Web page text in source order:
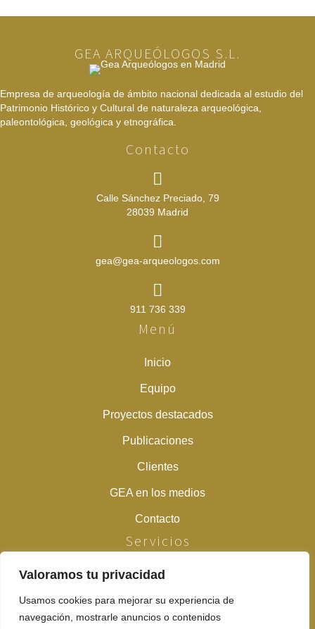
Valoramos tu privacidad
Usamos cookies para mejorar su experiencia de
navegación, mostrarle anuncios o contenidos
GEA ARQUEÓLOGOS S.L.
Empresa de arqueología de ámbito nacional dedicada al estudio del
Patrimonio Histórico y Cultural de naturaleza arqueológica,
paleontológica, geológica y etnográfica.
Contacto
Calle Sánchez Preciado, 79
28039 Madrid
gea@gea-arqueologos.com
911 736 339
Menú
Inicio
Equipo
Proyectos destacados
Publicaciones
Clientes
GEA en los medios
Contacto
Servicios
Estudios previos
Prospecciones arqueológicas y paleontológicas